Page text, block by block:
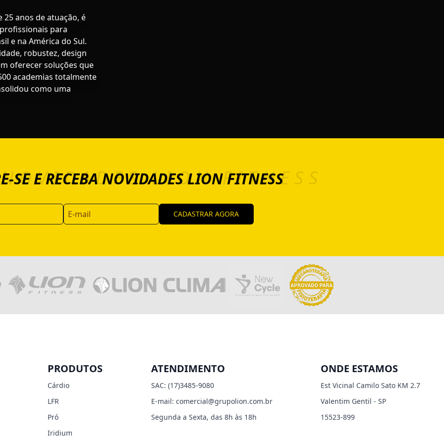
25 anos de atuação, é
para
e na América do Sul.
robustez, design
oferecer soluções que
academias totalmente
como uma
SE E RECEBA NOVIDADES LION FITNESS
LION FITNESS
CADASTRAR AGORA
PRODUTOS
Cárdio
LFR
Pró
Iridium
ATENDIMENTO
SAC: (17)3485-9080
E-mail: comercial@grupolion.com.br
Segunda a Sexta, das 8h às 18h
ONDE ESTAMOS
Est Vicinal Camilo Sato KM 2.7
Valentim Gentil - SP
15523-899